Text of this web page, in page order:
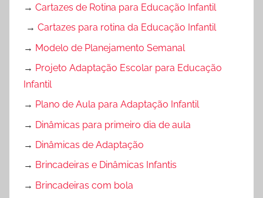
→ Cartazes de Rotina para Educação Infantil
→ Cartazes para rotina da Educação Infantil
→ Modelo de Planejamento Semanal
→ Projeto Adaptação Escolar para Educação
Infantil
→ Plano de Aula para Adaptação Infantil
→ Dinâmicas para primeiro dia de aula
→ Dinâmicas de Adaptação
→ Brincadeiras e Dinâmicas Infantis
→ Brincadeiras com bola